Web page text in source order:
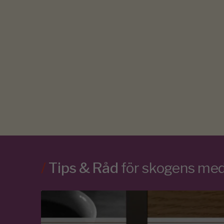
/ Tips & Råd för skogens